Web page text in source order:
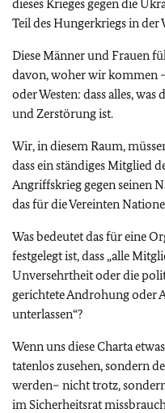
dieses Krieges gegen die
Teil des Hungerkriegs in der
Diese Männer und Frauen
davon, woher wir kommen
oder Westen: dass alles,
und Zerstörung ist.
Wir, in diesem Raum,
dass ein ständiges Mitglied
Angriffskrieg gegen seinen
das für die Vereinten
Was bedeutet das für eine
festgelegt ist, dass „alle
Unversehrtheit oder die
gerichtete Androhung oder
unterlassen“?
Wenn uns diese Charta
tatenlos zusehen, sondern
werden– nicht trotz,
im Sicherheitsrat